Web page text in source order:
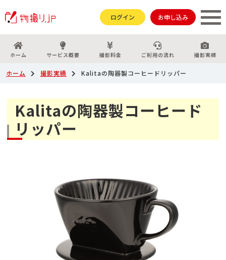
ログイン お申し込み
ホーム サービス概要 撮影料金 ご利用の流れ 撮影実績
ホーム 撮影実績 Kalitaの陶器製コーヒードリッパー
Kalitaの陶器製コーヒード
リッパー